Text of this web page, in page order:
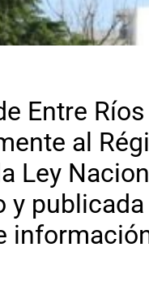
Entre
al
Ley
y